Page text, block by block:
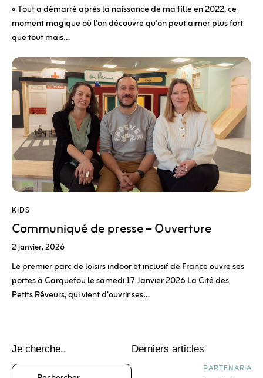
« Tout a démarré après la naissance de ma fille en 2022, ce
moment magique où l'on découvre qu'on peut aimer plus fort
que tout mais…
KIDS
Communiqué de presse – Ouverture
2 janvier, 2026
Le premier parc de loisirs indoor et inclusif de France ouvre ses
portes à Carquefou le samedi 17 Janvier 2026 La Cité des
Petits Rêveurs, qui vient d’ouvrir ses…
Je cherche.. Derniers articles
PARTENARIATS